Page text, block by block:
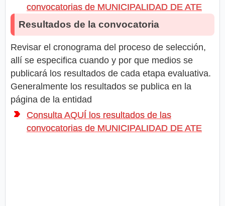
convocatorias de MUNICIPALIDAD DE ATE
Resultados de la convocatoria
Revisar el cronograma del proceso de selección,
allí se especifica cuando y por que medios se
publicará los resultados de cada etapa evaluativa.
Generalmente los resultados se publica en la
página de la entidad
Consulta AQUÍ los resultados de las
convocatorias de MUNICIPALIDAD DE ATE